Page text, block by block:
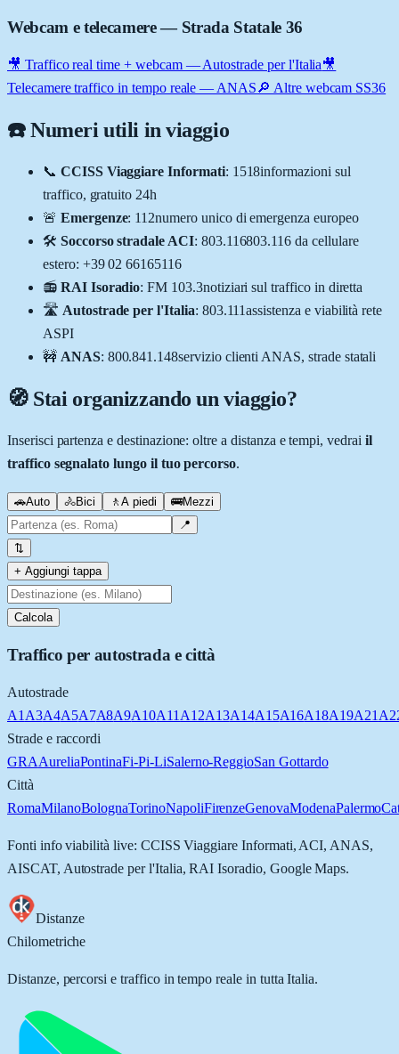
Webcam e telecamere— Strada Statale 36
🎥 Traffico real time + webcam — Autostrade per l'Italia🎥
Telecamere traffico in tempo reale — ANAS🔎 Altre webcam SS36
☎️ Numeri utili in viaggio
📞 CCISS Viaggiare Informati: 1518informazioni sul
traffico, gratuito 24h
🚨 Emergenze: 112numero unico di emergenza europeo
🛠️ Soccorso stradale ACI: 803.116803.116 da cellulare
estero: +39 02 66165116
📻 RAI Isoradio: FM 103.3notiziari sul traffico in diretta
🛣️ Autostrade per l'Italia: 803.111assistenza e viabilità rete
ASPI
🚧 ANAS: 800.841.148servizio clienti ANAS, strade statali
🧭 Stai organizzando un viaggio?
Inserisci partenza e destinazione: oltre a distanza e tempi, vedrai il
traffico segnalato lungo il tuo percorso.
🚗Auto 🚴Bici 🚶 A piedi 🚌Mezzi
📍
⇅
+ Aggiungi tappa
Calcola
Traffico per autostrada e città
Autostrade
A1 A3A4A5A7A8A9A10A11 A12A13A14A15A16A18A19A21
Strade e raccordi
GRAAureliaPontinaFi-Pi-LiSalerno-ReggioSan Gottardo
Città
RomaMilanoBolognaTorinoNapoliFirenzeGenovaModenaPalermo
Fonti info viabilità live: CCISS Viaggiare Informati, ACI, ANAS,
AISCAT, Autostrade per l'Italia, RAI Isoradio, Google Maps.
Distanze
Chilometriche
Distanze, percorsi e traffico in tempo reale in tutta Italia.